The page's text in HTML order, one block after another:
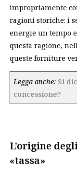
impropriamente
ragioni storiche: i
energie un tempo
questa ragione,
queste forniture
Legga anche: Si
concessione?
L’origine
«tassa»